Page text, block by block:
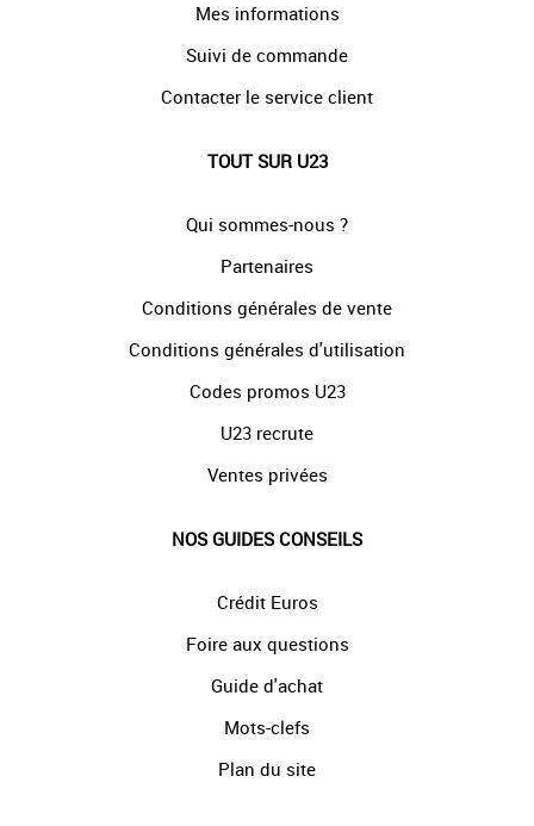
Mes informations
Suivi de commande
Contacter le service client
TOUT SUR U23
Qui sommes-nous ?
Partenaires
Conditions générales de vente
Conditions générales d'utilisation
Codes promos U23
U23 recrute
Ventes privées
NOS GUIDES CONSEILS
Crédit Euros
Foire aux questions
Guide d'achat
Mots-clefs
Plan du site